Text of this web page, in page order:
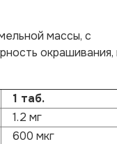
массы, с
окрашивания,
1 таб.
1.2 мг
600 мкг